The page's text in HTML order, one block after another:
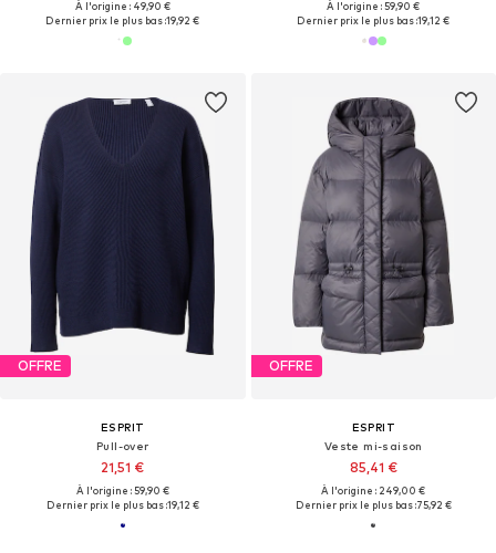
À l'origine : 49,90 €
Dernier prix le plus bas :19,92 €
À l'origine : 59,90 €
Dernier prix le plus bas :19,12 €
OFFRE
ESPRIT
Pull-over
21,51 €
À l'origine : 59,90 €
Dernier prix le plus bas :19,12 €
OFFRE
ESPRIT
Veste mi-saison
85,41 €
À l'origine : 249,00 €
Dernier prix le plus bas :75,92 €